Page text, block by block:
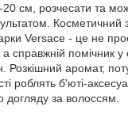
20 см, розчесати та
Косметичний
Versace - це не
справжній помічник у
Розкішний аромат,
роблять б'юті-
за волоссям.